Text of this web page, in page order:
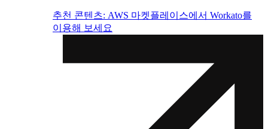
추천 콘텐츠: AWS 마켓플레이스에서 Workato를
이용해 보세요